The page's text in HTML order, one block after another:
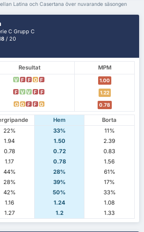
Latina och Casertana över nuvarande säsongen
C Grupp C
/ 20
Resultat
MPM
V F F O F 1.00
F V V F F 1.22
O O F F O 0.78
Hem
Borta
22% 33%
11%
1.94 1.50
2.39
0.78 0.72
0.83
1.17 0.78
1.56
44% 28%
61%
28% 39%
17%
42% 50%
33%
1.16 1.24
1.08
1.27 1.2 1.33